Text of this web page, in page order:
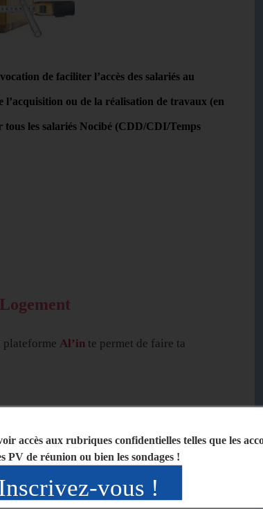
accès aux rubriques confidentielles telles que les
PV de réunion ou bien les sondages !
vous !
de faciliter l’accès des salariés au
l’acquisition ou de la réalisation de travaux (en
les salariés Nocibé (CDD/CDI/Temps
plateforme Al’in te permet de faire ta
gérer tes dossiers
demande de logement social, en
des points supplémentaires liés à la
de priorisation selon ta